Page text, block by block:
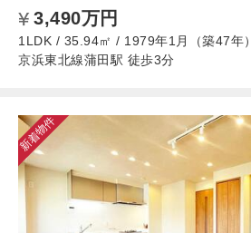
3,490万円
1LDK / 35.94㎡ / 1979年1月（築47年）
京浜東北線蒲田駅 徒歩3分
新着物件